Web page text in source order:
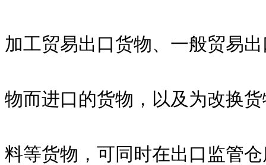
加工贸易出口货物、一般贸易
物而进口的货物，以及为改换
料等货物，可同时在出口监管